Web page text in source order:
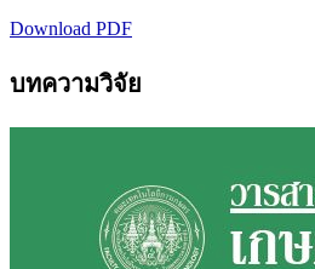
Download PDF
บทความวิจัย